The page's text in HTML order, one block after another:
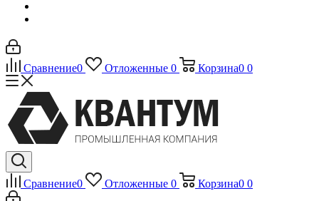
Сравнение0 Отложенные 0 Корзина0 0
Сравнение0 Отложенные 0 Корзина0 0